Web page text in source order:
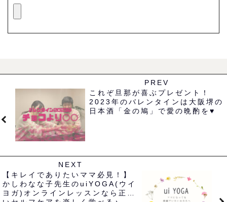
NEXT
【キレイでありたいママ必見！】
かしわなな子先生のuiYOGA(ウイ
ヨガ)オンラインレッスンなら正し
PREV
これぞ旦那が喜ぶプレゼント！
2023年のバレンタインは大阪堺の
日本酒「金の鳩」で愛の晩酌を♥